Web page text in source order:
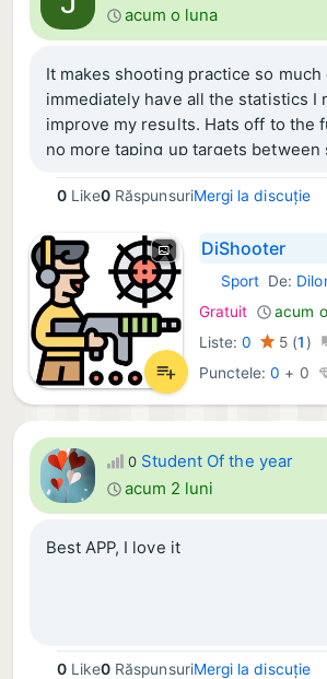
acum o luna
It makes shooting practice so much
immediately have all the statistics I
improve my results. Hats off to the
no more taping up targets between
0Like0 RăspunsuriMergi la discuție
DiShooter
iOS Aplicații:
SportDe:
Gratuit
acum
Liste: 0 5 (1 )
Punctele:0 + 0
0 Student Of the year
acum 2 luni
Best APP, I love it
0Like0 RăspunsuriMergi la discuție